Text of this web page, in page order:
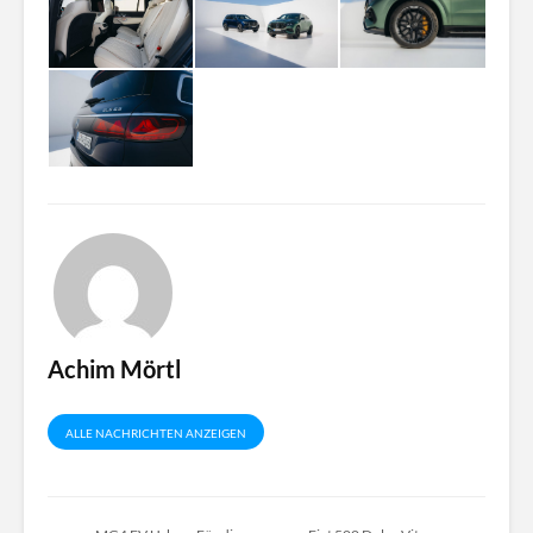
Achim Mörtl
ALLE NACHRICHTEN ANZEIGEN